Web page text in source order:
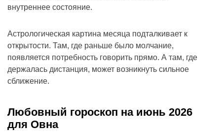
внутреннее состояние.
Астрологическая картина месяца подталкивает к
открытости. Там, где раньше было молчание,
появляется потребность говорить прямо. А там, где
держалась дистанция, может возникнуть сильное
сближение.
Любовный гороскоп на июнь 2026
для Овна